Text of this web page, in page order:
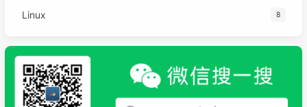
Linux 8